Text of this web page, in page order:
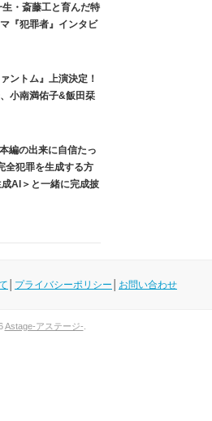
・斎藤工と育んだ特
『犯罪者』インタビ
ントム』上演決定！
小南満佑子&飯田栞
編の出来に自信たっ
全犯罪を生成する方
AI＞と一緒に完成披
プライバシーポリシー お問い合わせ
Astage-アステージ-